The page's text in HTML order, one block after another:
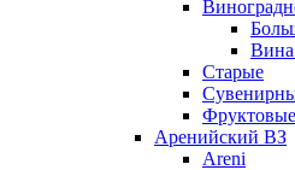
Вина
Старые
Фруктовые
Аренийский ВЗ
Areni